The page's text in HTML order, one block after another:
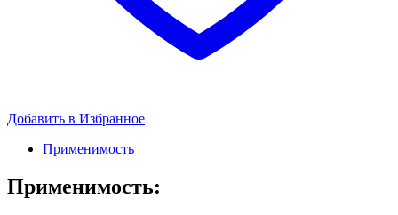
Добавить в Избранное
Применимость
Применимость: